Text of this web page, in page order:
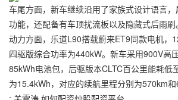
车尾方面，新车继续沿用了家族式设计语言
功能，还配备有车顶扰流板以及隐藏式后雨刷。
动力方面，乐道L90搭载蔚来ET9同款电机，
四驱版综合功率为440kW。新车采用900V高
85kWh电池包，后驱版本CLTC百公里能耗低
为15.4kWh，对应的续航里程分别为570km和